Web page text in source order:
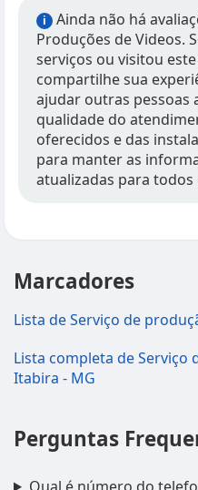
i
Ainda não há
Produções de Videos.
serviços ou visitou
compartilhe sua
ajudar outras pessoas
qualidade do
oferecidos e das
para manter as
atualizadas para todos
Marcadores
Lista de Serviço de
Lista completa de Serviço
Itabira - MG
Perguntas